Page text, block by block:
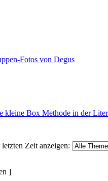
Fotos von Degus
kleine Box Methode in der
Zeit anzeigen:
]